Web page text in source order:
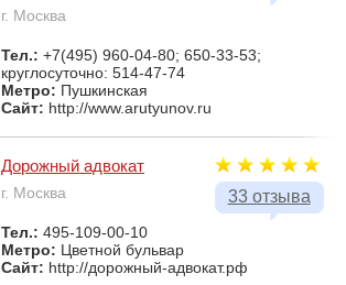
г. Москва
Тел.: +7(495) 960-04-80; 650-33-53;
круглосуточно: 514-47-74
Метро: Пушкинская
Сайт: http://www.arutyunov.ru
33 отзыва
Дорожный адвокат
г. Москва
Тел.: 495-109-00-10
Метро: Цветной бульвар
Сайт: http://дорожный-адвокат.рф